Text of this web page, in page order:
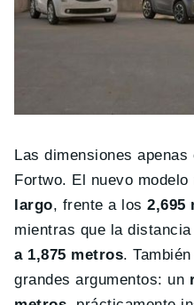
Las dimensiones
Fortwo. El nuevo modelo
largo, frente a los2,695
mientras que la
a 1,875 metros.
grandes argumentos: un